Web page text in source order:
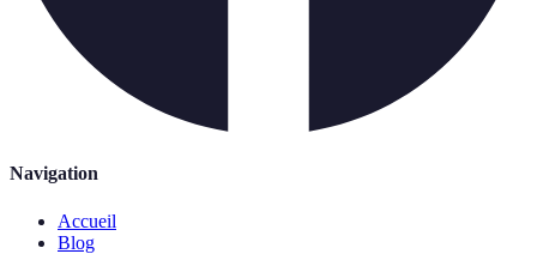
Navigation
Accueil
Blog